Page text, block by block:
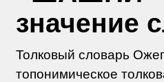
значение
Толковый словарь
топонимическое